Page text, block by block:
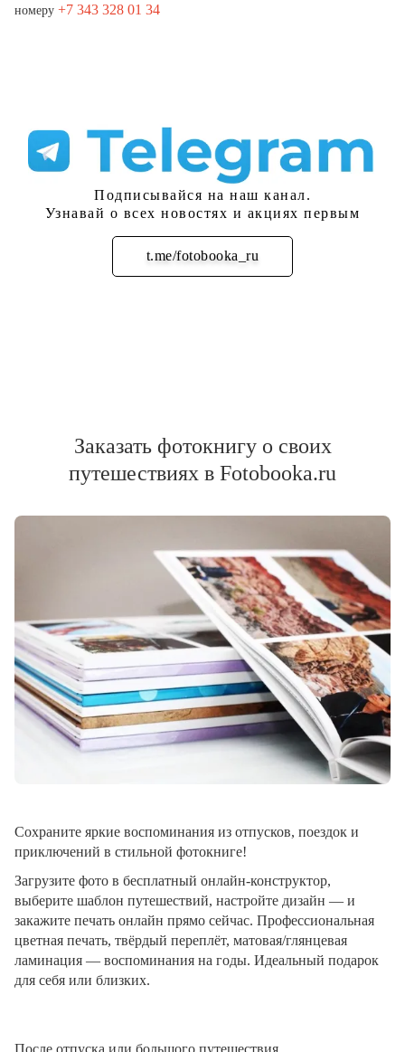
номеру +7 343 328 01 34
Подписывайся на наш канал.
Узнавай о всех новостях и акциях первым
t.me/fotobooka_ru
Подписаться
Заказать фотокнигу о своих
путешествиях в Fotobooka.ru
Сохраните яркие воспоминания из отпусков, поездок и
приключений в стильной фотокниге!
Загрузите фото в бесплатный онлайн-конструктор,
выберите шаблон путешествий, настройте дизайн — и
закажите печать онлайн прямо сейчас. Профессиональная
цветная печать, твёрдый переплёт, матовая/глянцевая
ламинация — воспоминания на годы. Идеальный подарок
для себя или близких.
После отпуска или большого путешествия